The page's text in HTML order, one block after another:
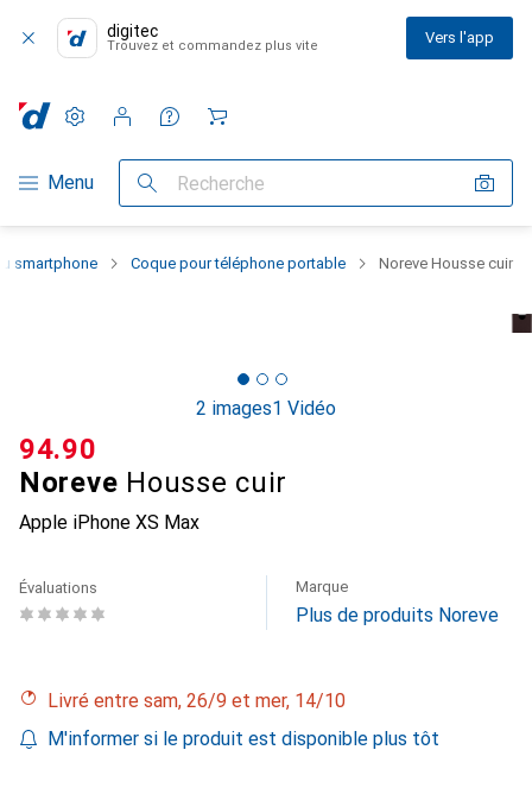
digitec
Trouvez et commandez plus vite Vers l'app
Navigation par catégorie
Menu Recherche
Paramètres
Compte client
Listes de comparaison
Listes d'envies
Panier
smartphone Coque pour téléphone portable Noreve Housse cuir
2 images1 Vidéo
Noreve Housse cuir
Apple iPhone XS Max
CHF
94.90
Évaluations Marque
Plus de produits Noreve
Livré entre sam, 26/9 et mer, 14/10
M'informer si le produit est disponible plus tôt